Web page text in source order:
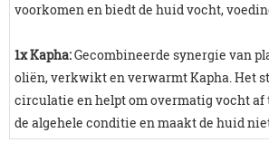
voorkomen en biedt de huid vocht,
1x Kapha:Gecombineerde synergie van
oliën, verkwikt en verwarmt Kapha. Het
circulatie en helpt om overmatig vocht af
de algehele conditie en maakt de huid